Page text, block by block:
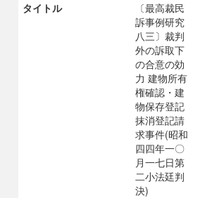
タイトル
〔最高裁民
訴事例研究
八三〕裁判
外の訴取下
の合意の効
力 建物所有
権確認・建
物保存登記
抹消登記請
求事件(昭和
四四年一〇
月一七日第
二小法廷判
決)